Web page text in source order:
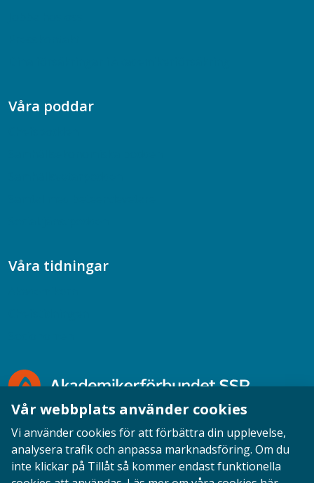
Våra poddar
Våra tidningar
Opinion English Personuppgifter Cookies
Vår webbplats använder cookies
Vi använder cookies för att förbättra din upplevelse,
analysera trafik och anpassa marknadsföring. Om du
inte klickar på Tillåt så kommer endast funktionella